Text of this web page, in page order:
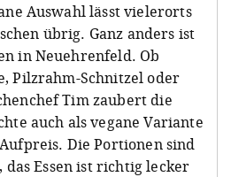
Auswahl lässt vielerorts
übrig. Ganz anders ist
in Neuehrenfeld. Ob
Pilzrahm-Schnitzel oder
Tim zaubert die
auch als vegane Variante
Die Portionen sind
Essen ist richtig lecker